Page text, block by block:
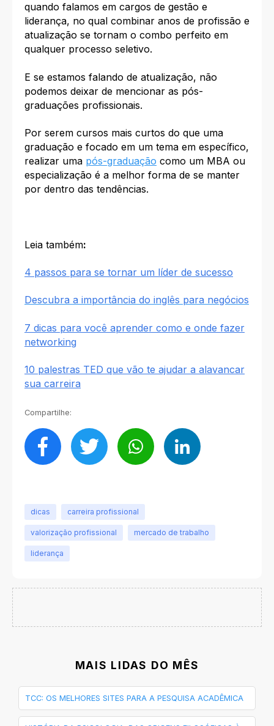
quando falamos em cargos de gestão e
liderança, no qual combinar anos de profissão e
atualização se tornam o combo perfeito em
qualquer processo seletivo.
E se estamos falando de atualização, não
podemos deixar de mencionar as pós-
graduações profissionais.
Por serem cursos mais curtos do que uma
graduação e focado em um tema em específico,
realizar uma pós-graduação como um MBA ou
especialização é a melhor forma de se manter
por dentro das tendências.
Leia também:
4 passos para se tornar um líder de sucesso
Descubra a importância do inglês para negócios
7 dicas para você aprender como e onde fazer
networking
10 palestras TED que vão te ajudar a alavancar
sua carreira
Compartilhe:
dicas carreira profissional
valorização profissional mercado de trabalho
liderança
MAIS LIDAS DO MÊS
TCC: OS MELHORES SITES PARA A PESQUISA ACADÊMICA